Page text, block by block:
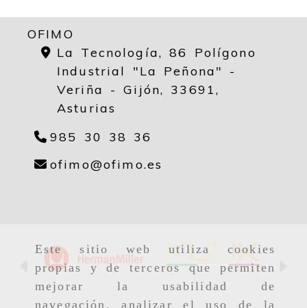
Este sitio web utiliza cookies
propias y de terceros que permiten
mejorar la usabilidad de
navegación, analizar el uso de la
OFIMO
La Tecnología, 86 Polígono
Industrial "La Peñona" -
Veriña - Gijón, 33691,
Asturias
985 30 38 36
ofimo
ofimo.es
Anterior